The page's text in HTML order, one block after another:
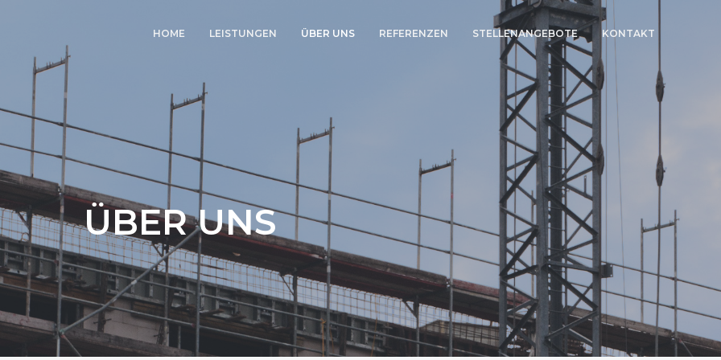
HOME LEISTUNGEN
TIEFBAUARBEITEN
KOMMUNAL
ALTBAURENOVIERUNG
BAUSTOFFHANDEL
ÜBER UNS REFERENZEN STELLENANGEBOTE KONTAKT
ÜBER UNS